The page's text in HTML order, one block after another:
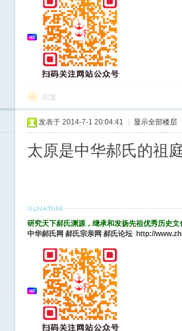
回复
发表于 2014-7-1 20:04:41 显示全部楼层
太原是中华郝氏的祖
研究天下郝氏渊源，继承和发扬先祖优秀历史
中华郝氏网 郝氏宗亲网 郝氏论坛 http://